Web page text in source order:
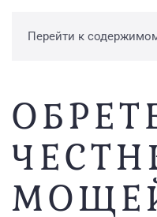
Перейти к